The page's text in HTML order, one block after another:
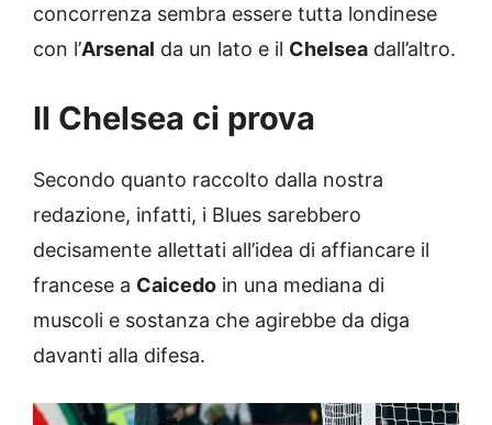
concorrenza sembra essere tutta londinese
con l’Arsenal da un lato e il Chelsea dall’altro.
Il Chelsea ci prova
Secondo quanto raccolto dalla nostra
redazione, infatti, i Blues sarebbero
decisamente allettati all’idea di affiancare il
francese a Caicedo in una mediana di
muscoli e sostanza che agirebbe da diga
davanti alla difesa.